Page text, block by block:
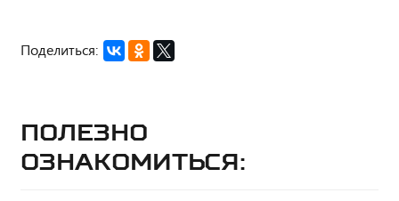
Поделиться:
Полезно
ознакомиться: